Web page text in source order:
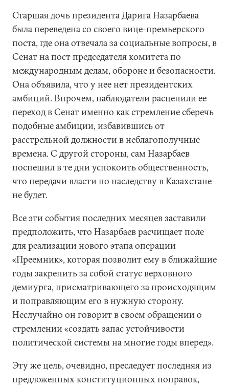
Старшая дочь президента Дарига Назарбаева
была переведена со своего вице-премьерского
поста, где она отвечала за социальные вопросы, в
Сенат на пост председателя комитета по
международным делам, обороне и безопасности.
Она объявила, что у нее нет президентских
амбиций. Впрочем, наблюдатели расценили ее
переход в Сенат именно как стремление сберечь
подобные амбиции, избавившись от
расстрельной должности в неблагополучные
времена. С другой стороны, сам Назарбаев
поспешил в те дни успокоить общественность,
что передачи власти по наследству в Казахстане
не будет.
Все эти события последних месяцев заставили
предположить, что Назарбаев расчищает поле
для реализации нового этапа операции
«Преемник», которая позволит ему в ближайшие
годы закрепить за собой статус верховного
демиурга, присматривающего за происходящим
и поправляющим его в нужную сторону.
Неслучайно он говорит в своем обращении о
стремлении «создать запас устойчивости
политической системы на многие годы вперед».
Эту же цель, очевидно, преследует последняя из
предложенных конституционных поправок,